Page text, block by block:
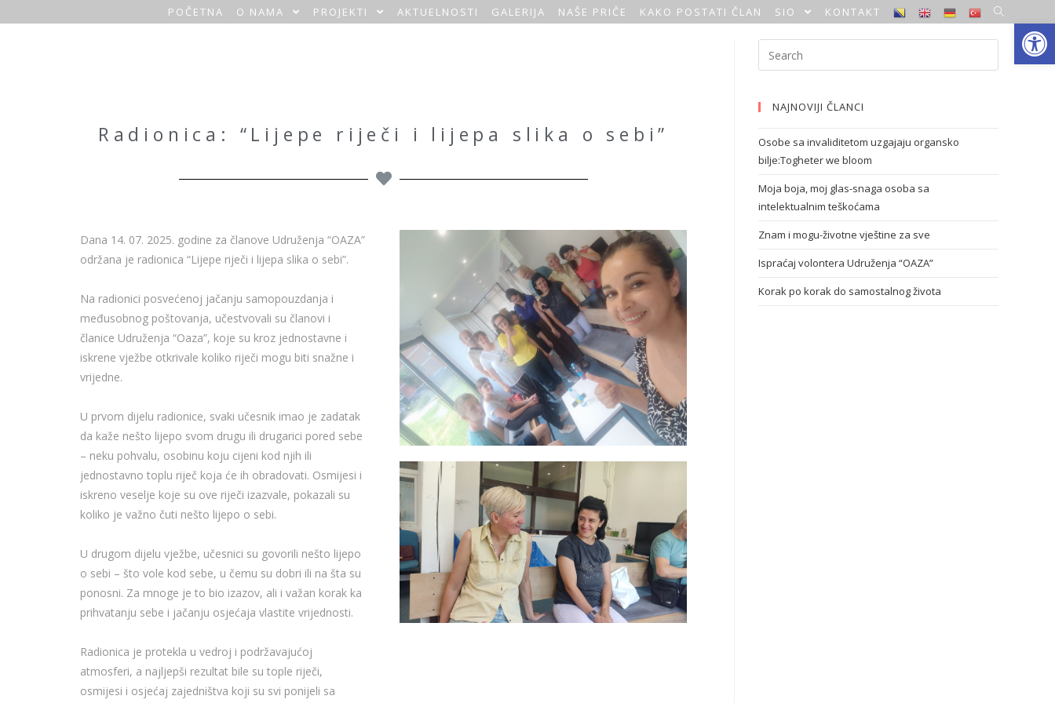
Open toolbar
O
POČETNA O NAMA PROJEKTI AKTUELNOSTI GALERIJA NAŠE PRIČE KAKO POSTATI ČLAN SIO KONTAKT
Radionica: “Lijepe riječi i lijepa slika o sebi”
Dana 14. 07. 2025. godine za članove Udruženja “OAZA”
održana je radionica “Lijepe riječi i lijepa slika o sebi”.
Na radionici posvećenoj jačanju samopouzdanja i
međusobnog poštovanja, učestvovali su članovi i
članice Udruženja “Oaza”, koje su kroz jednostavne i
iskrene vježbe otkrivale koliko riječi mogu biti snažne i
vrijedne.
U prvom dijelu radionice, svaki učesnik imao je zadatak
da kaže nešto lijepo svom drugu ili drugarici pored sebe
– neku pohvalu, osobinu koju cijeni kod njih ili
jednostavno toplu riječ koja će ih obradovati. Osmijesi i
iskreno veselje koje su ove riječi izazvale, pokazali su
koliko je važno čuti nešto lijepo o sebi.
U drugom dijelu vježbe, učesnici su govorili nešto lijepo
o sebi – što vole kod sebe, u čemu su dobri ili na šta su
ponosni. Za mnoge je to bio izazov, ali i važan korak ka
prihvatanju sebe i jačanju osjećaja vlastite vrijednosti.
Radionica je protekla u vedroj i podržavajućoj
atmosferi, a najljepši rezultat bile su tople riječi,
osmijesi i osjećaj zajedništva koji su svi ponijeli sa
NAJNOVIJI ČLANCI
Osobe sa invaliditetom uzgajaju organsko
bilje:Togheter we bloom
Moja boja, moj glas-snaga osoba sa
intelektualnim teškoćama
Znam i mogu-životne vještine za sve
Ispraćaj volontera Udruženja “OAZA”
Korak po korak do samostalnog života